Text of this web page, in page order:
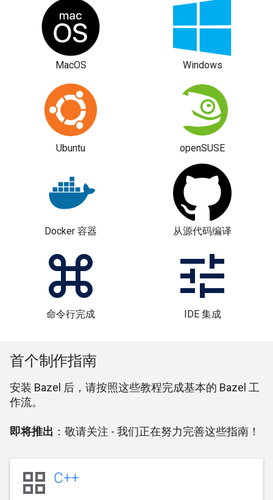
MacOS Windows
Ubuntu openSUSE
Docker 容器 从源代码编译
命令行完成 IDE 集成
首个制作指南
安装 Bazel 后，请按照这些教程完成基本的 Bazel 工
作流。
即将推出 ：敬请关注 - 我们正在努力完善这些指南！
grid_view C++